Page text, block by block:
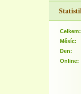
Online:
Celkem:
Měsíc:
Den: